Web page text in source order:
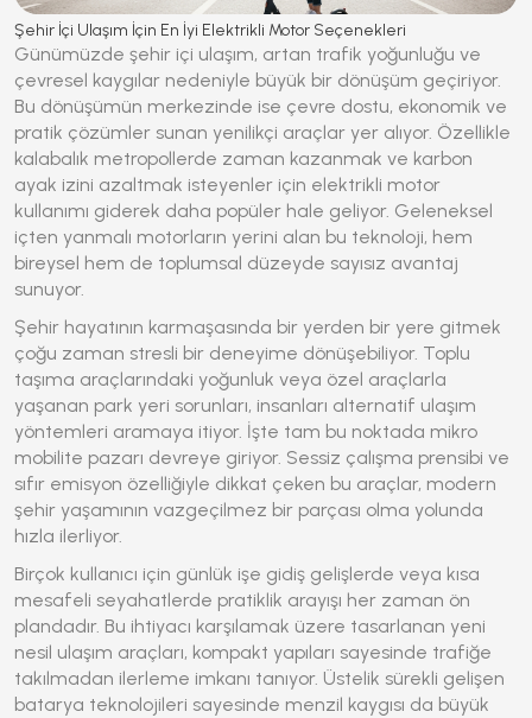
Şehir İçi Ulaşım İçin En İyi Elektrikli Motor Seçenekleri
Günümüzde şehir içi ulaşım, artan trafik yoğunluğu ve
çevresel kaygılar nedeniyle büyük bir dönüşüm geçiriyor.
Bu dönüşümün merkezinde ise çevre dostu, ekonomik ve
pratik çözümler sunan yenilikçi araçlar yer alıyor. Özellikle
kalabalık metropollerde zaman kazanmak ve karbon
ayak izini azaltmak isteyenler için elektrikli motor
kullanımı giderek daha popüler hale geliyor. Geleneksel
içten yanmalı motorların yerini alan bu teknoloji, hem
bireysel hem de toplumsal düzeyde sayısız avantaj
sunuyor.
Şehir hayatının karmaşasında bir yerden bir yere gitmek
çoğu zaman stresli bir deneyime dönüşebiliyor. Toplu
taşıma araçlarındaki yoğunluk veya özel araçlarla
yaşanan park yeri sorunları, insanları alternatif ulaşım
yöntemleri aramaya itiyor. İşte tam bu noktada mikro
mobilite pazarı devreye giriyor. Sessiz çalışma prensibi ve
sıfır emisyon özelliğiyle dikkat çeken bu araçlar, modern
şehir yaşamının vazgeçilmez bir parçası olma yolunda
hızla ilerliyor.
Birçok kullanıcı için günlük işe gidiş gelişlerde veya kısa
mesafeli seyahatlerde pratiklik arayışı her zaman ön
plandadır. Bu ihtiyacı karşılamak üzere tasarlanan yeni
nesil ulaşım araçları, kompakt yapıları sayesinde trafiğe
takılmadan ilerleme imkanı tanıyor. Üstelik sürekli gelişen
batarya teknolojileri sayesinde menzil kaygısı da büyük